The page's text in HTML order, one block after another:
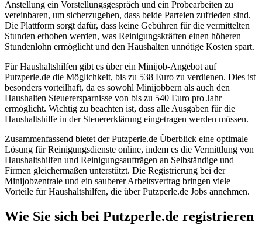
Anstellung ein Vorstellungsgespräch und ein Probearbeiten zu
vereinbaren, um sicherzugehen, dass beide Parteien zufrieden sind.
Die Plattform sorgt dafür, dass keine Gebühren für die vermittelten
Stunden erhoben werden, was Reinigungskräften einen höheren
Stundenlohn ermöglicht und den Haushalten unnötige Kosten spart.
Für Haushaltshilfen gibt es über ein Minijob-Angebot auf
Putzperle.de die Möglichkeit, bis zu 538 Euro zu verdienen. Dies ist
besonders vorteilhaft, da es sowohl Minijobbern als auch den
Haushalten Steuerersparnisse von bis zu 540 Euro pro Jahr
ermöglicht. Wichtig zu beachten ist, dass alle Ausgaben für die
Haushaltshilfe in der Steuererklärung eingetragen werden müssen.
Zusammenfassend bietet der Putzperle.de Überblick eine optimale
Lösung für Reinigungsdienste online, indem es die Vermittlung von
Haushaltshilfen und Reinigungsaufträgen an Selbständige und
Firmen gleichermaßen unterstützt. Die Registrierung bei der
Minijobzentrale und ein sauberer Arbeitsvertrag bringen viele
Vorteile für Haushaltshilfen, die über Putzperle.de Jobs annehmen.
Wie Sie sich bei Putzperle.de registrieren